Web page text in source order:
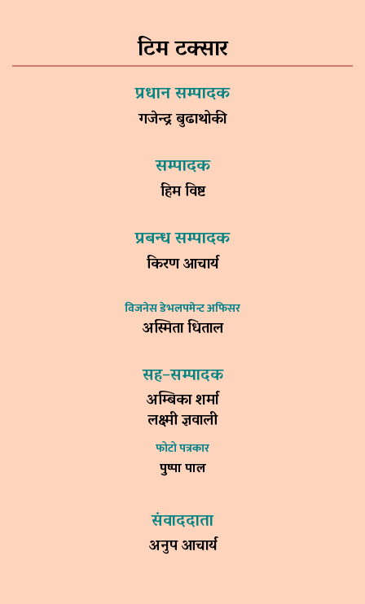
टिम टक्सार
प्रधान सम्पादक
गजेन्द्र बुढाथोकी
सम्पादक
हिम विष्ट
प्रबन्ध सम्पादक
किरण आचार्य
विजनेस डेभलपमेन्ट अफिसर
अस्मिता धिताल
सह–सम्पादक
अम्बिका शर्मा
लक्ष्मी ज्ञवाली
फोटो पत्रकार
पुष्पा पाल
संवाददाता
अनुप आचार्य